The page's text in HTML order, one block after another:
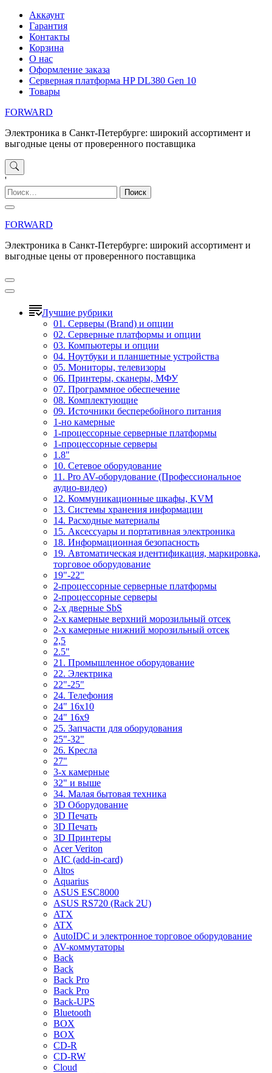
Перейти
содержимому
Аккаунт
Гарантия
Контакты
Корзина
О нас
Оформление заказа
Серверная платформа HP DL380 Gen 10
Товары
FORWARD
Электроника в Санкт-Петербурге: широкий ассортимент и
выгодные цены от проверенного поставщика
'
Найти:
FORWARD
Электроника в Санкт-Петербурге: широкий ассортимент и
выгодные цены от проверенного поставщика
Лучшие рубрики
01. Серверы (Brand) и опции
02. Серверные платформы и опции
03. Компьютеры и опции
04. Ноутбуки и планшетные устройства
05. Мониторы, телевизоры
06. Принтеры, сканеры, МФУ
07. Программное обеспечение
08. Комплектующие
09. Источники бесперебойного питания
1-но камерные
1-процессорные серверные платформы
1-процессорные серверы
1.8"
10. Сетевое оборудование
11. Pro AV-оборудование (Профессиональное
аудио-видео)
12. Коммуникационные шкафы, KVM
13. Системы хранения информации
14. Расходные материалы
15. Аксессуары и портативная электроника
18. Информационная безопасность
19. Автоматическая идентификация, маркировка,
торговое оборудование
19"-22"
2-процессорные серверные платформы
2-процессорные серверы
2-х дверные SbS
2-х камерные верхний морозильный отсек
2-х камерные нижний морозильный отсек
2,5
2.5"
21. Промышленное оборудование
22. Электрика
22"-25"
24. Телефония
24" 16x10
24" 16x9
25. Запчасти для оборудования
25"-32"
26. Кресла
27"
3-x камерные
32" и выше
34. Малая бытовая техника
3D Оборудование
3D Печать
3D Печать
3D Принтеры
Acer Veriton
AIC (add-in-card)
Altos
Aquarius
ASUS ESC8000
ASUS RS720 (Rack 2U)
ATX
ATX
AutoIDC и электронное торговое оборудование
AV-коммутаторы
Back
Back
Back Pro
Back Pro
Back-UPS
Bluetooth
BOX
BOX
CD-R
CD-RW
Cloud